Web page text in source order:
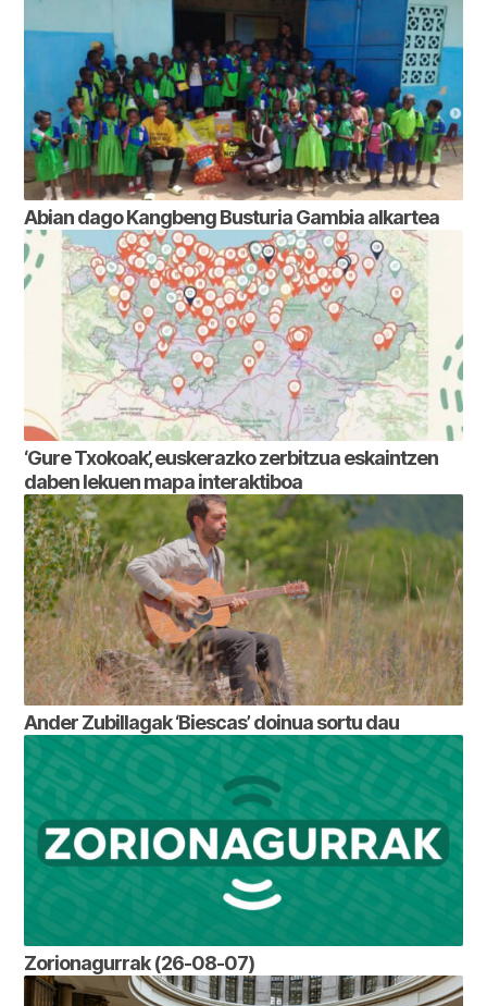
Abian dago Kangbeng Busturia Gambia alkartea
‘Gure Txokoak’, euskerazko zerbitzua eskaintzen
daben lekuen mapa interaktiboa
Ander Zubillagak ‘Biescas’ doinua sortu dau
Zorionagurrak (26-08-07)